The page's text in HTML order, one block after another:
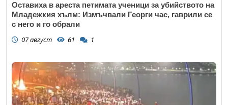
Оставиха в ареста петимата ученици за убийството на
Младежкия хълм: Измъчвали Георги час, гаврили се
с него и го обрали
07 август 61 1